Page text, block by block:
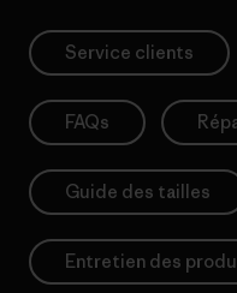
Service clients
FAQs
Guide des tailles
Entretien des